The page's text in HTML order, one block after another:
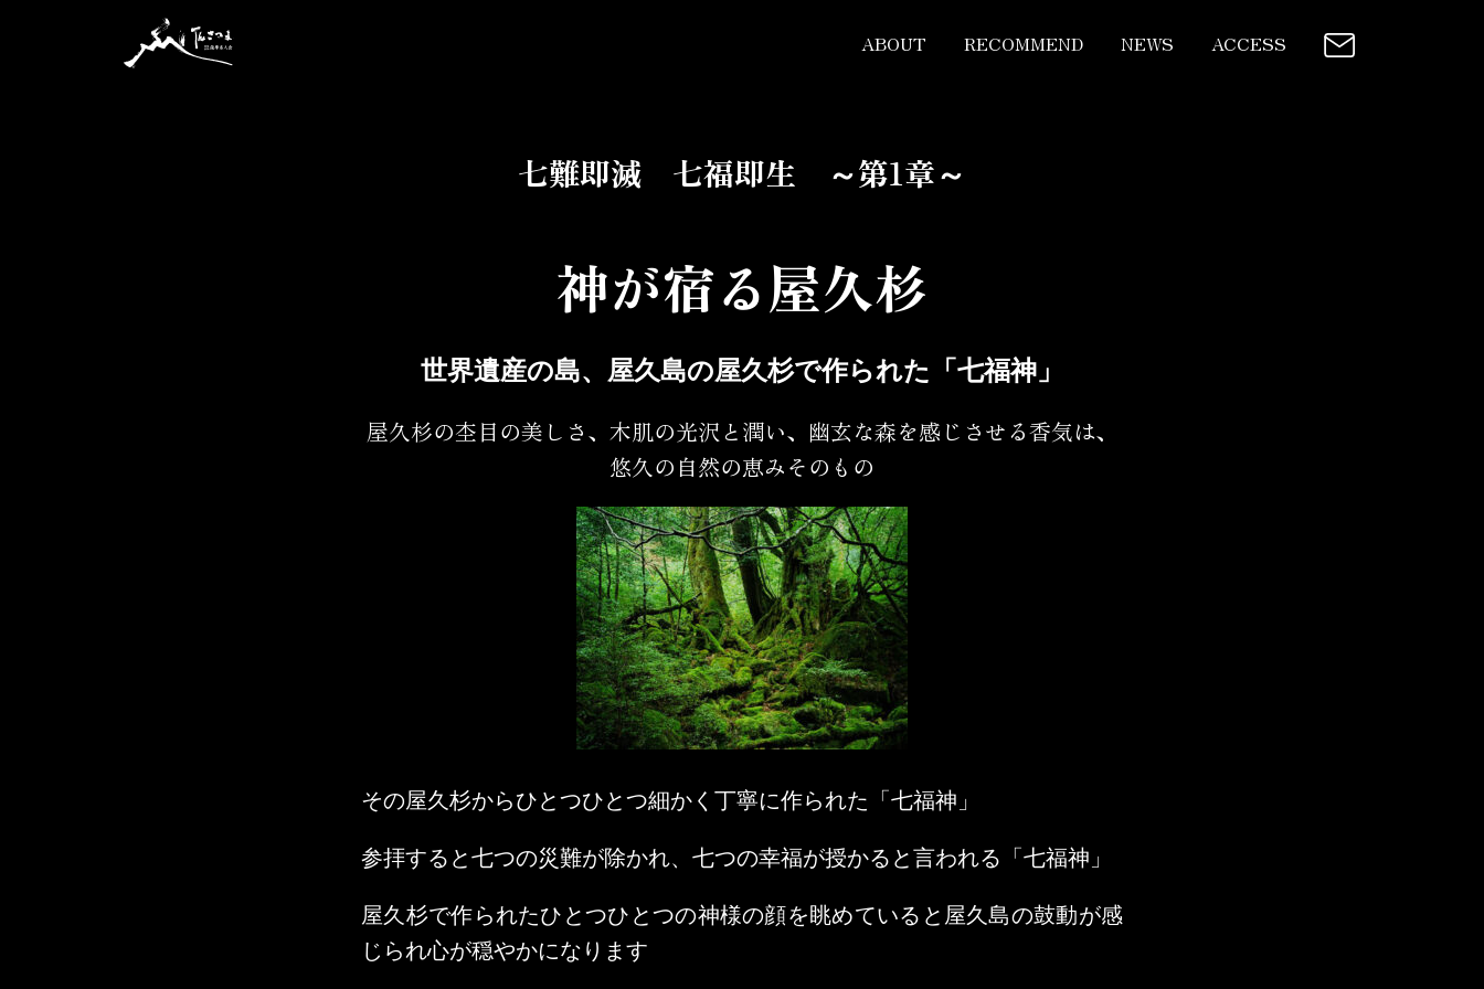
ABOUT RECOMMEND NEWS ACCESS
七難即滅 七福即生 ～第1章～
神が宿る屋久杉
世界遺産の島、屋久島の屋久杉で作られた「七福神」
屋久杉の杢目の美しさ、木肌の光沢と潤い、幽玄な森を感じさせる香気は、
悠久の自然の恵みそのもの
その屋久杉からひとつひとつ細かく丁寧に作られた「七福神」
参拝すると七つの災難が除かれ、七つの幸福が授かると言われる「七福神」
屋久杉で作られたひとつひとつの神様の顔を眺めていると屋久島の鼓動が感
じられ心が穏やかになります